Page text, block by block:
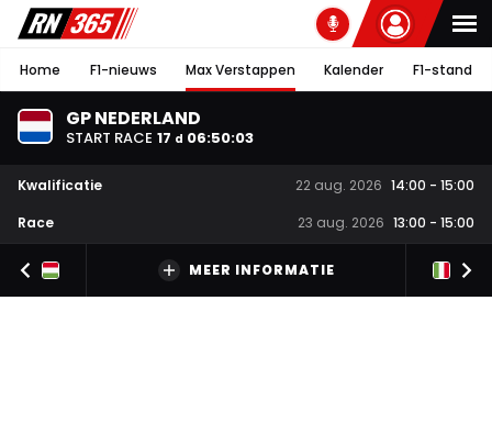
Home F1-nieuws Max Verstappen Kalender F1-stand
GP NEDERLAND
START RACE 17 d 06:50:02
Kwalificatie 22 aug. 2026 14:00 - 15:00
Race
23 aug. 2026 13:00 - 15:00
MEER INFORMATIE